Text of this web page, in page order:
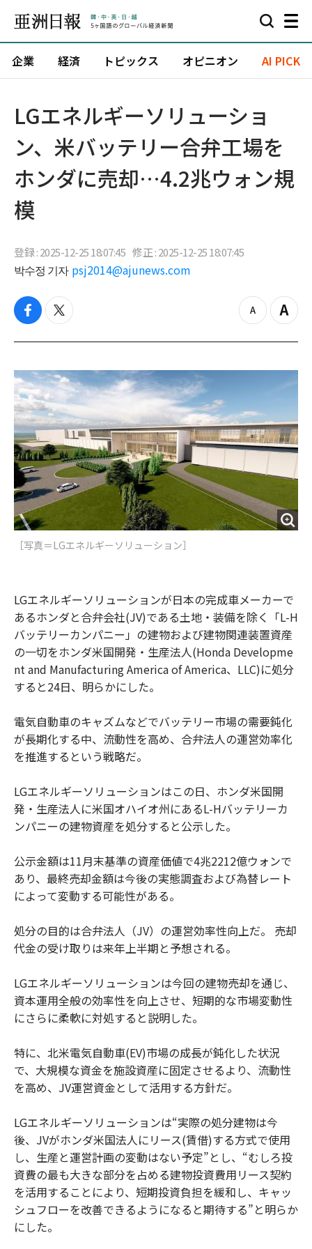
企業 経済 トピックス オピニオン AI PICK
LGエネルギーソリューショ
ン、米バッテリー合弁工場を
ホンダに売却…4.2兆ウォン規
模
登録 : 2025-12-25 18:07:45 修正 : 2025-12-25 18:07:45
박수정 기자 psj2014@ajunews.com
f
c
b
o
o
k
t
i
t
e
z
o
o
Z
o
i
n
［写真＝LGエネルギーソリューション］
LGエネルギーソリューションが日本の完成車メーカーで
あるホンダと合弁会社(JV)である土地・装備を除く「L-H
バッテリーカンパニー」の建物および建物関連装置資産
の一切をホンダ米国開発・生産法人(Honda Developme
nt and Manufacturing America of America、LLC)に処分
すると24日、明らかにした。
電気自動車のキャズムなどでバッテリー市場の需要鈍化
が長期化する中、流動性を高め、合弁法人の運営効率化
を推進するという戦略だ。
LGエネルギーソリューションはこの日、ホンダ米国開
発・生産法人に米国オハイオ州にあるL-Hバッテリーカ
ンパニーの建物資産を処分すると公示した。
公示金額は11月末基準の資産価値で4兆2212億ウォンで
あり、最終売却金額は今後の実態調査および為替レート
によって変動する可能性がある。
処分の目的は合弁法人（JV）の運営効率性向上だ。 売却
代金の受け取りは来年上半期と予想される。
LGエネルギーソリューションは今回の建物売却を通じ、
資本運用全般の効率性を向上させ、短期的な市場変動性
にさらに柔軟に対処すると説明した。
特に、北米電気自動車(EV)市場の成長が鈍化した状況
で、大規模な資金を施設資産に固定させるより、流動性
を高め、JV運営資金として活用する方針だ。
LGエネルギーソリューションは“実際の処分建物は今
後、JVがホンダ米国法人にリース(賃借)する方式で使用
し、生産と運営計画の変動はない予定”とし、“むしろ投
資費の最も大きな部分を占める建物投資費用リース契約
を活用することにより、短期投資負担を緩和し、キャッ
シュフローを改善できるようになると期待する”と明らか
にした。